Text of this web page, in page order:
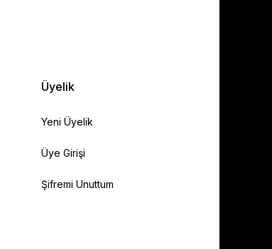
Üyelik
Yeni Üyelik
Üye Girişi
Şifremi Unuttum